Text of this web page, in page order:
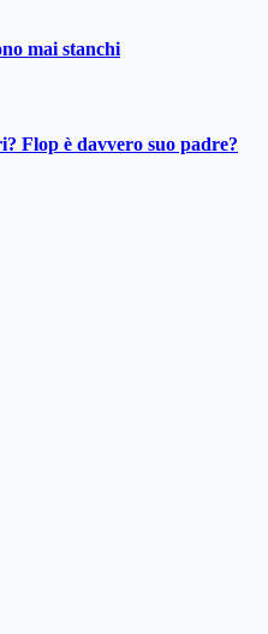
mai stanchi
Flop è davvero suo padre?